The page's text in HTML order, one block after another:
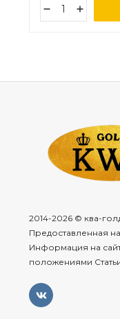
2014-2026 © ква-
Предоставленная
Информация на
положениями